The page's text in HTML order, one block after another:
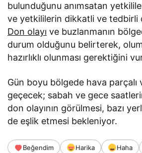
bulunduğunu anımsatan
ve yetkililerin dikkatli ve tedbirli
Don olayı ve buzlanmanın
durum olduğunu belirterek,
hazırlıklı olunması gerektiğini
Gün boyu bölgede hava parçalı
geçecek; sabah ve gece
don olayının görülmesi, bazı
de eşlik etmesi bekleniyor.
Beğendim Harika Haha